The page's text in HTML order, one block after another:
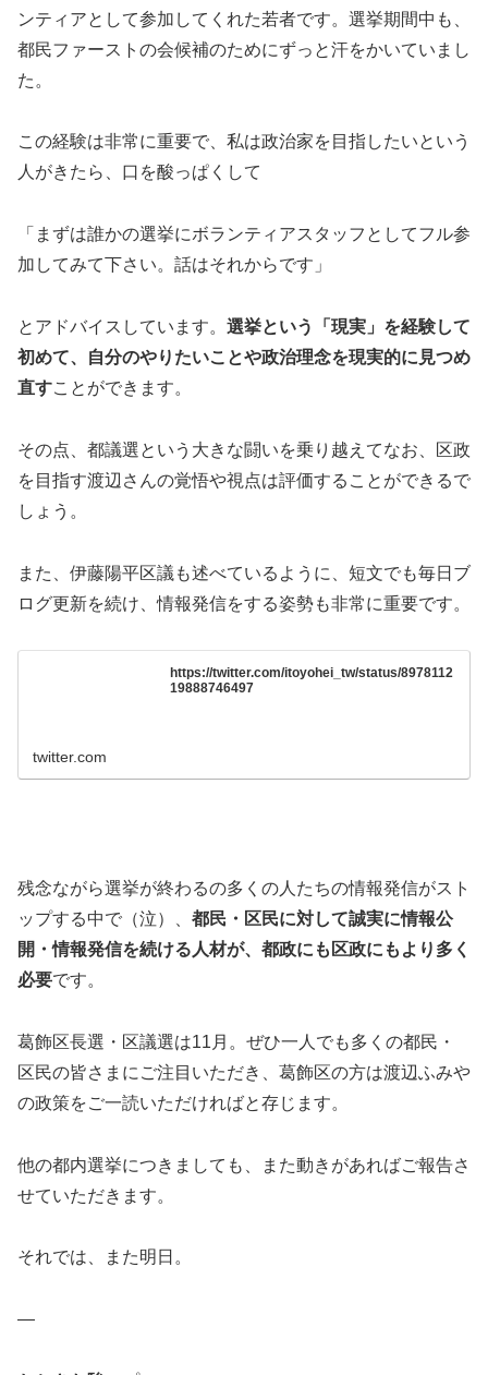
ンティアとして参加してくれた若者です。選挙期間中も、
都民ファーストの会候補のためにずっと汗をかいていまし
た。
この経験は非常に重要で、私は政治家を目指したいという
人がきたら、口を酸っぱくして
「まずは誰かの選挙にボランティアスタッフとしてフル参
加してみて下さい。話はそれからです」
とアドバイスしています。 選挙という「現実」を経験して
初めて、自分のやりたいことや政治理念を現実的に見つめ
直すことができます。
その点、都議選という大きな闘いを乗り越えてなお、区政
を目指す渡辺さんの覚悟や視点は評価することができるで
しょう。
また、伊藤陽平区議も述べているように、短文でも毎日ブ
ログ更新を続け、情報発信をする姿勢も非常に重要です。
https://twitter.com/itoyohei_tw/status/8978112
19888746497
twitter.com
残念ながら選挙が終わるの多くの人たちの情報発信がスト
ップする中で（泣）、 都民・区民に対して誠実に情報公
開・情報発信を続ける人材が、都政にも区政にもより多く
必要です。
葛飾区長選・区議選は11月。ぜひ一人でも多くの都民・
区民の皆さまにご注目いただき、葛飾区の方は渡辺ふみや
の政策をご一読いただければと存じます。
他の都内選挙につきましても、また動きがあればご報告さ
せていただきます。
それでは、また明日。
―